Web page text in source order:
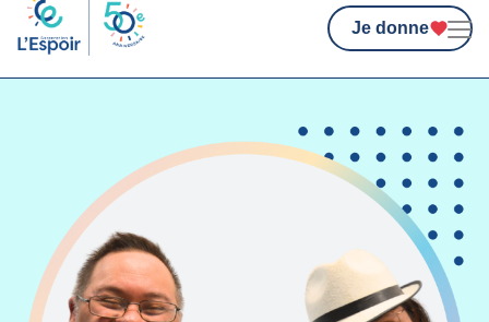
Je donne